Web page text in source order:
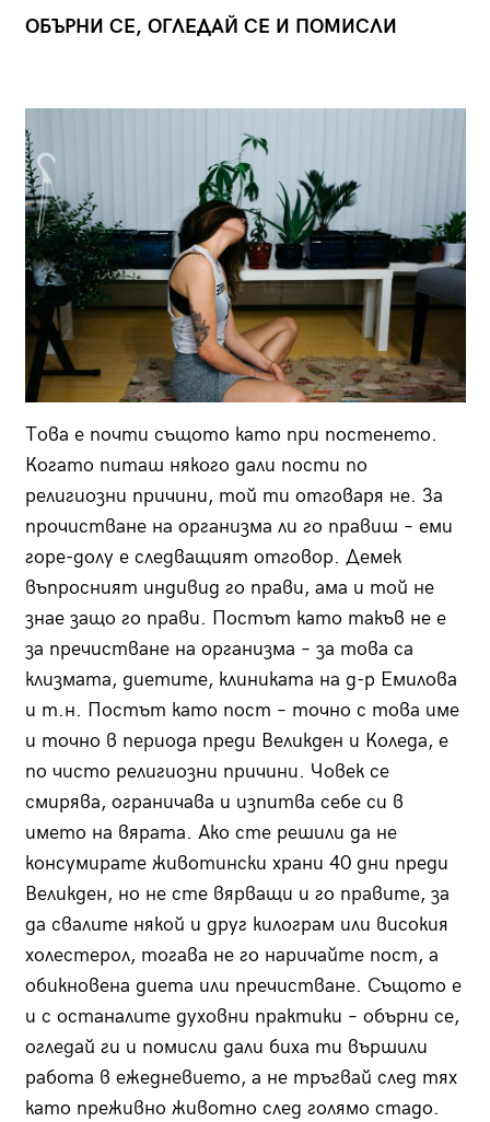
ОБЪРНИ СЕ, ОГЛЕДАЙ СЕ И ПОМИСЛИ
Това е почти същото като при постенето.
Когато питаш някого дали пости по
религиозни причини, той ти отговаря не. За
прочистване на организма ли го правиш – еми
горе-долу е следващият отговор. Демек
въпросният индивид го прави, ама и той не
знае защо го прави. Постът като такъв не е
за пречистване на организма – за това са
клизмата, диетите, клиниката на д-р Емилова
и т.н. Постът като пост – точно с това име
и точно в периода преди Великден и Коледа, е
по чисто религиозни причини. Човек се
смирява, ограничава и изпитва себе си в
името на вярата. Ако сте решили да не
консумирате животински храни 40 дни преди
Великден, но не сте вярващи и го правите, за
да свалите някой и друг килограм или високия
холестерол, тогава не го наричайте пост, а
обикновена диета или пречистване. Същото е
и с останалите духовни практики – обърни се,
огледай ги и помисли дали биха ти вършили
работа в ежедневието, а не тръгвай след тях
като преживно животно след голямо стадо.